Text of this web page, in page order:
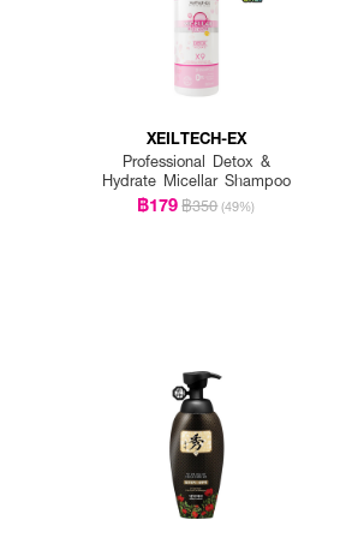
XEILTECH-EX
Professional Detox &
Hydrate Micellar Shampoo
฿179฿350 (49%)